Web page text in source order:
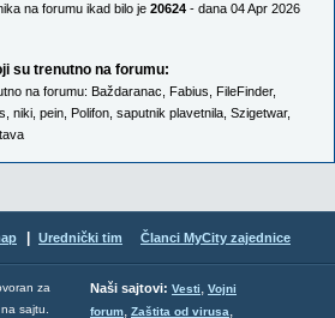
na forumu ikad bilo je 20624 - dana 04 Apr 2026
su trenutno na forumu:
na forumu: Baždaranac Fabius FileFinder,
niki pein Polifon saputnik plavetnila Szigetwar,
Urednički tim Članci MyCity zajednice
za
sajtu.
Naši sajtovi: Vesti, Vojni
forum, Zaštita od virusa,